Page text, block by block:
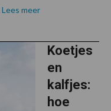
Lees meer
Koetjes
en
kalfjes:
hoe